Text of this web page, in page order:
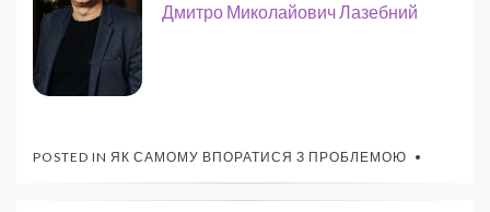
Дмитро Миколайович Лазебний
POSTED IN ЯК САМОМУ ВПОРАТИСЯ З ПРОБЛЕМОЮ